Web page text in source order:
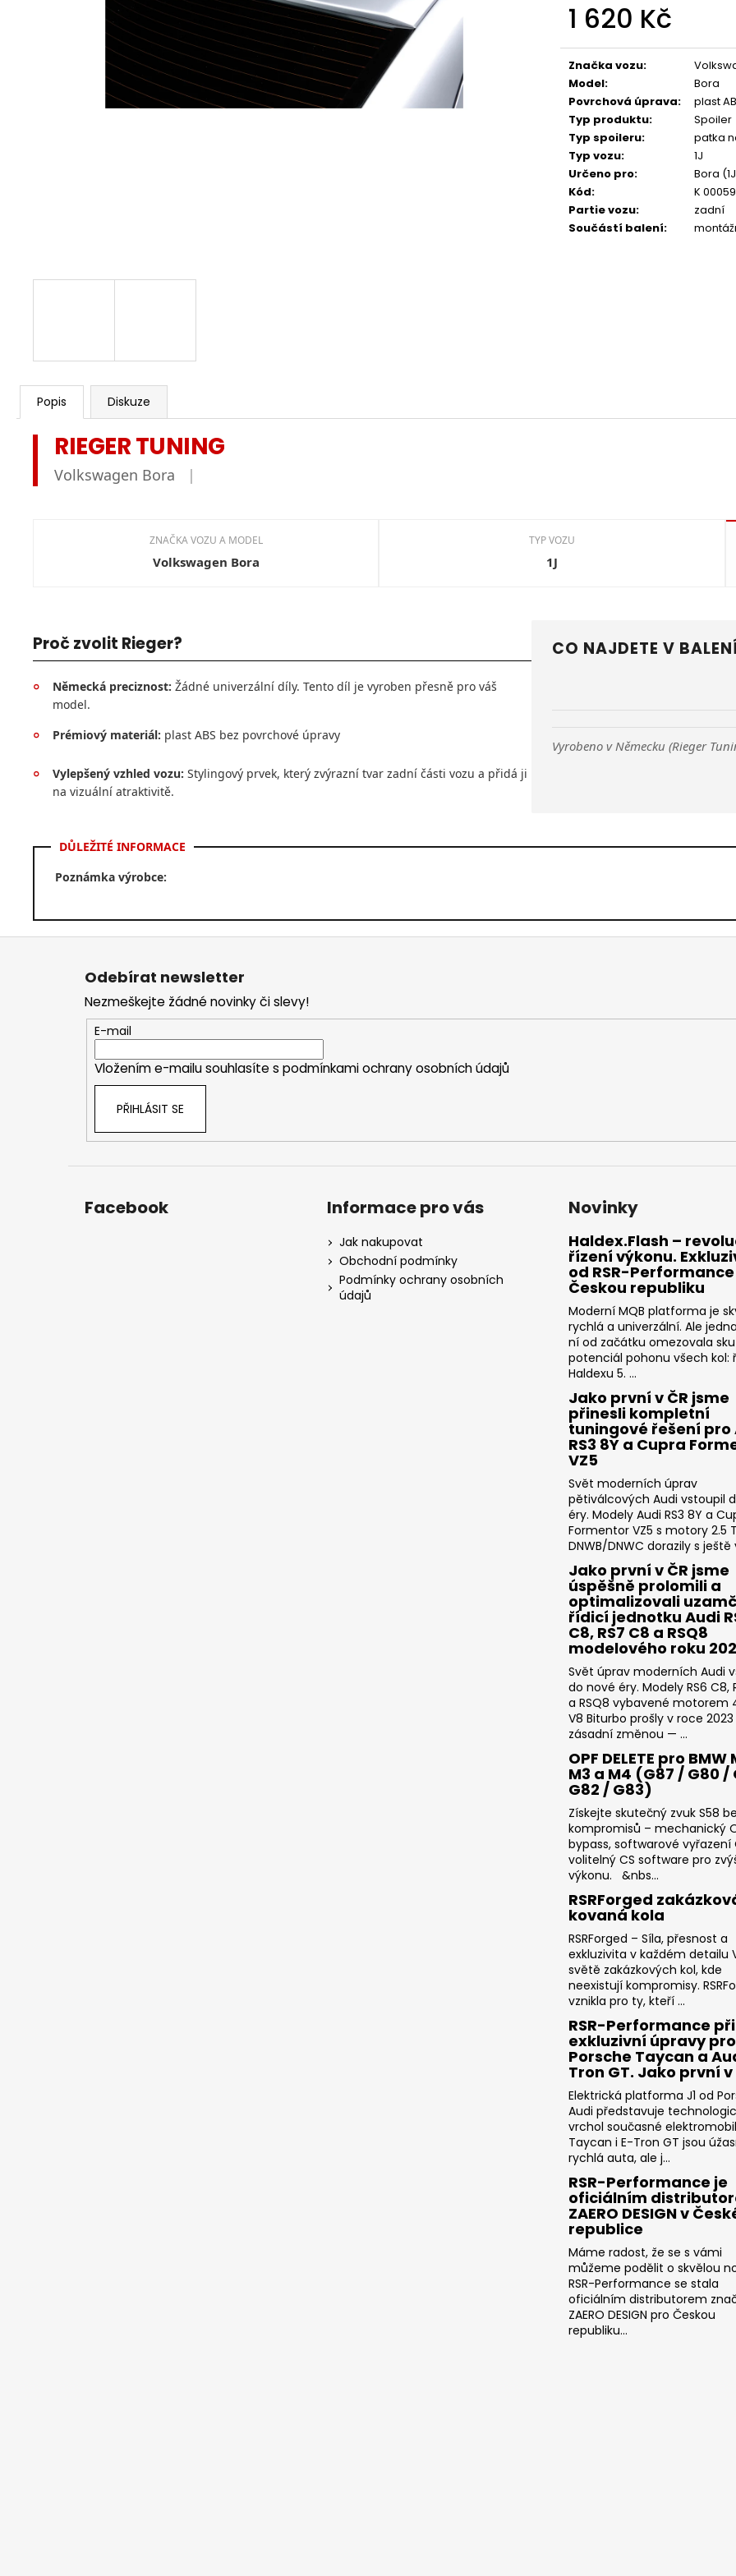
1 620 Kč
cena:
Značka vozu:
Model:
Bora
Povrchová úprava:
plast
Typ produktu:
Spoiler
Typ spoileru:
patka
Typ vozu:
1J
Určeno pro:
Bora
Kód:
K
Partie vozu:
zadní
Součástí balení:
Popis Diskuze
RIEGER TUNING
Volkswagen Bora |
ZNAČKA VOZU A MODEL
Volkswagen Bora
TYP VOZU
1J
Proč zvolit Rieger?
° Německá preciznost: Žádné univerzální díly. Tento díl je vyroben přesně pro váš
model.
° Prémiový materiál: plast ABS bez povrchové úpravy
° Vylepšený vzhled vozu: Stylingový prvek, který zvýrazní tvar zadní části vozu a přidá ji
na vizuální atraktivitě.
CO NAJDETE V
Vyrobeno v Německu (Rieger
DŮLEŽITÉ INFORMACE
Poznámka výrobce:
RSR-PERFORMANCE DÁRKOVÝ POUKAZ
VOUCHER ON-LINE
100 Kč
NGK ČERVENÝ ZAPALOVACÍ MODUL
2.0TFSI 2.0TSI EA113 EA888.1/2 2.5TFSI
849 Kč
APR
2.0TSI 2.5TFSI A
Z
Odebírat newsletter
Nezmeškejte žádné novinky či slevy!
E-mail
Vložením e-mailu souhlasíte s podmínkami ochrany osobních údajů
PŘIHLÁSIT SE
Facebook Informace pro vás
Jak nakupovat
Obchodní podmínky
Podmínky ochrany osobních
údajů
Novinky
Haldex.Flash –
řízení výkonu.
od RSR-
Českou republiku
Moderní MQB platforma je
rychlá a univerzální. Ale
ní od začátku omezovala
potenciál pohonu všech kol:
Haldexu 5. ...
Jako první v ČR jsme
přinesli kompletní
tuningové řešení pro
RS3 8Y a Cupra
VZ5
Svět moderních úprav
pětiválcových Audi vstoupil
éry. Modely Audi RS3 8Y a
Formentor VZ5 s motory 2.5
DNWB/DNWC dorazily s ještě
Jako první v ČR jsme
úspěšně prolomili a
optimalizovali
řídicí jednotku Audi
C8, RS7 C8 a RSQ8
modelového roku
Svět úprav moderních Audi
do nové éry. Modely RS6 C8,
a RSQ8 vybavené motorem
V8 Biturbo prošly v roce 2023
zásadní změnou — ...
OPF DELETE pro BMW
M3 a M4 (G87 / G80 /
G82 / G83)
Získejte skutečný zvuk S58
kompromisů – mechanický
bypass, softwarové vyřazení
volitelný CS software pro
výkonu. &nbs...
RSRForged
kovaná kola
RSRForged – Síla, přesnost a
exkluzivita v každém detailu
světě zakázkových kol, kde
neexistují kompromisy.
vznikla pro ty, kteří ...
RSR-Performance
exkluzivní úpravy pro
Porsche Taycan a
Tron GT. Jako první v
Elektrická platforma J1 od
Audi představuje
vrchol současné
Taycan i E-Tron GT jsou
rychlá auta, ale j...
RSR-Performance je
oficiálním
ZAERO DESIGN v
republice
Máme radost, že se s vámi
můžeme podělit o skvělou
RSR-Performance se stala
oficiálním distributorem
ZAERO DESIGN pro Českou
republiku...